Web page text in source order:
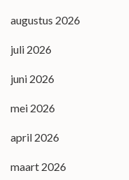
augustus 2026
juli 2026
juni 2026
mei 2026
april 2026
maart 2026